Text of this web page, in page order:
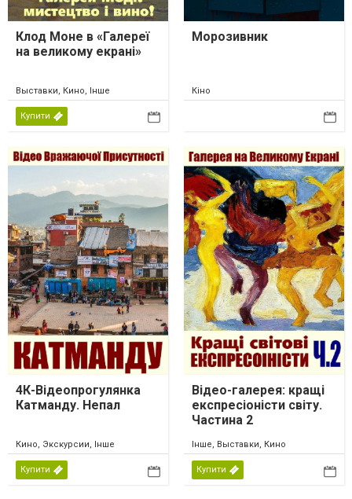
Клод Моне в «Галереї
на великому екрані»
Выставки, Кино, Інше
Купити
Морозивник
Кіно
4К-Відеопрогулянка
Катманду. Непал
Кино, Экскурсии, Інше
Купити
Відео-галерея: кращі
експресіоністи світу.
Частина 2
Інше, Выставки, Кино
Купити